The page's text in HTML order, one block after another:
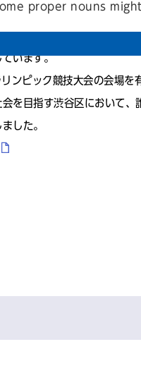
方々をはじめ、様々な人々
の開催などを契機として
います。
ンピック競技大会の会場
を目指す渋谷区において
した。
proper nouns